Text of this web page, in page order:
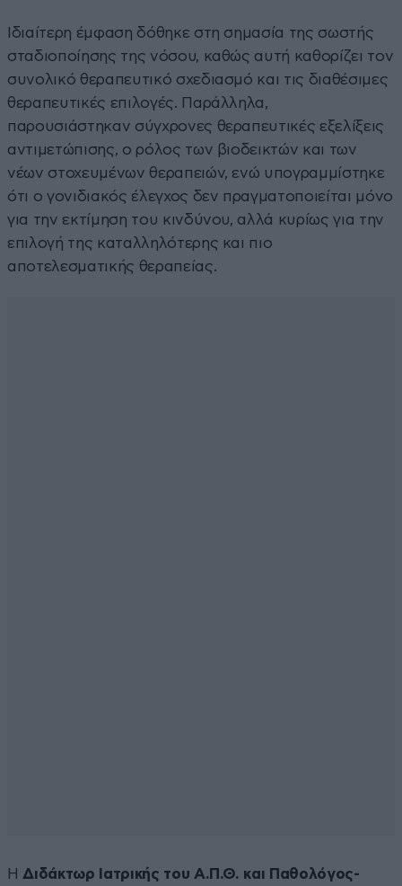
Ιδιαίτερη έμφαση δόθηκε στη σημασία της σωστής
σταδιοποίησης της νόσου, καθώς αυτή καθορίζει τον
συνολικό θεραπευτικό σχεδιασμό και τις διαθέσιμες
θεραπευτικές επιλογές. Παράλληλα,
παρουσιάστηκαν σύγχρονες θεραπευτικές εξελίξεις
αντιμετώπισης, ο ρόλος των βιοδεικτών και των
νέων στοχευμένων θεραπειών, ενώ υπογραμμίστηκε
ότι ο γονιδιακός έλεγχος δεν πραγματοποιείται μόνο
για την εκτίμηση του κινδύνου, αλλά κυρίως για την
επιλογή της καταλληλότερης και πιο
αποτελεσματικής θεραπείας.
Η Διδάκτωρ Ιατρικής του Α.Π.Θ. και Παθολόγος-